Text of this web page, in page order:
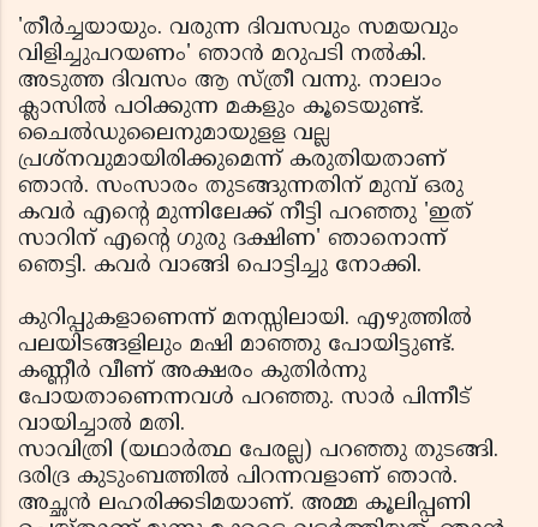
'തീര്‍ച്ചയായും. വരുന്ന ദിവസവും സമയവും
വിളിച്ചുപറയണം' ഞാന്‍ മറുപടി നല്‍കി.
അടുത്ത ദിവസം ആ സ്ത്രീ വന്നു. നാലാം
ക്ലാസില്‍ പഠിക്കുന്ന മകളും കൂടെയുണ്ട്.
ചൈല്‍ഡുലൈനുമായുളള വല്ല
പ്രശ്‌നവുമായിരിക്കുമെന്ന് കരുതിയതാണ്
ഞാന്‍. സംസാരം തുടങ്ങുന്നതിന് മുമ്പ് ഒരു
കവര്‍ എന്റെ മുന്നിലേക്ക് നീട്ടി പറഞ്ഞു 'ഇത്
സാറിന് എന്റെ ഗുരു ദക്ഷിണ' ഞാനൊന്ന്
ഞെട്ടി. കവര്‍ വാങ്ങി പൊട്ടിച്ചു നോക്കി.
കുറിപ്പുകളാണെന്ന് മനസ്സിലായി. എഴുത്തില്‍
പലയിടങ്ങളിലും മഷി മാഞ്ഞു പോയിട്ടുണ്ട്.
കണ്ണീര്‍ വീണ് അക്ഷരം കുതിര്‍ന്നു
പോയതാണെന്നവള്‍ പറഞ്ഞു. സാര്‍ പിന്നീട്
വായിച്ചാല്‍ മതി.
സാവിത്രി (യഥാര്‍ത്ഥ പേരല്ല) പറഞ്ഞു തുടങ്ങി.
ദരിദ്ര കുടുംബത്തില്‍ പിറന്നവളാണ് ഞാന്‍.
അച്ഛന്‍ ലഹരിക്കടിമയാണ്. അമ്മ കൂലിപ്പണി